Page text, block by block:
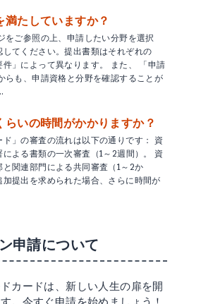
満たしていますか？
をご参照の上、申請したい分野を選択
してください。提出書類はそれぞれの
件」によって異なります。 また、 「申請
らも、申請資格と分野を確認することが
らいの時間がかかりますか？
ド」の審査の流れは以下の通りです： 資
よる書類の一次審査（1～2週間）。 資
関連部門による共同審査（1～2か
加提出を求められた場合、さらに時間が
申請について
カードは、新しい人生の扉を開